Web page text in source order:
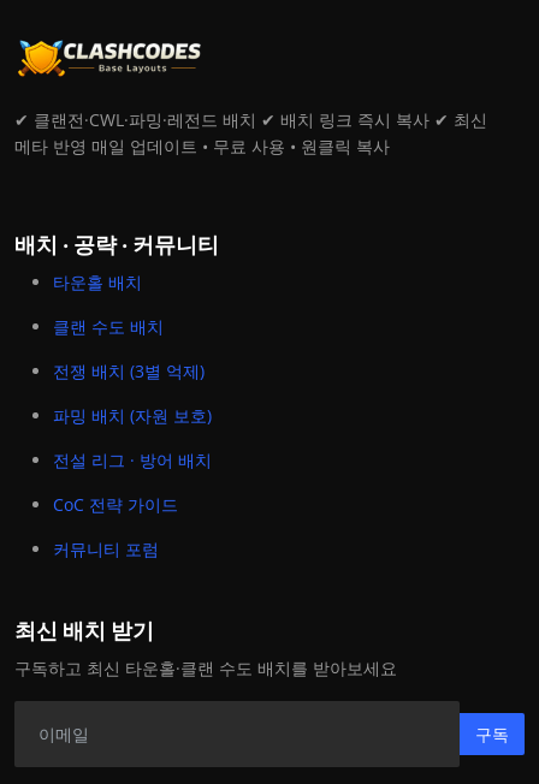
✔ 클랜전·CWL·파밍·레전드 배치 ✔ 배치 링크 즉시 복사 ✔ 최신
메타 반영 매일 업데이트 • 무료 사용 • 원클릭 복사
배치 · 공략 · 커뮤니티
타운홀 배치
클랜 수도 배치
전쟁 배치 (3별 억제)
파밍 배치 (자원 보호)
전설 리그 · 방어 배치
CoC 전략 가이드
커뮤니티 포럼
최신 배치 받기
구독하고 최신 타운홀·클랜 수도 배치를 받아보세요
구독